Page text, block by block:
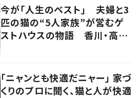
今が「人生のベスト」 夫婦と3
匹の猫の“5人家族”が営むゲ
ストハウスの物語 香川・高松
「ニャンとも快適だニャー」 家づ
くりのプロに聞く、猫と人が快適